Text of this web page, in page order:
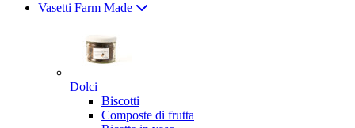
Vasetti Farm Made
Dolci
Biscotti
Composte di frutta